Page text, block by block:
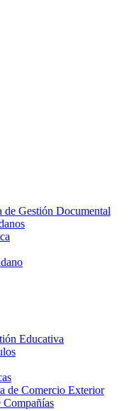
de Gestión Documental
Educativa
de Comercio Exterior